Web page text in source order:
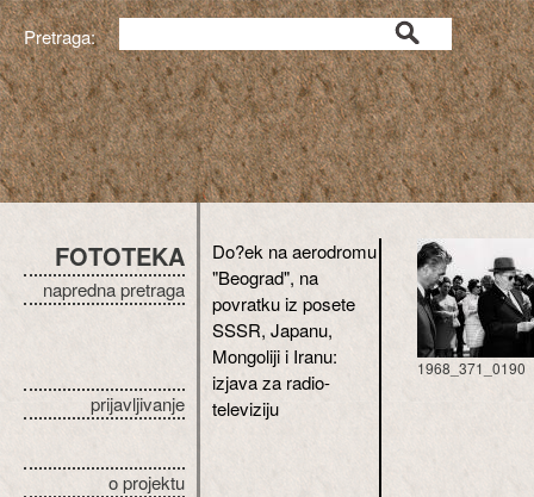
Pretraga:
FOTOTEKA
napredna pretraga
prijavljivanje
o projektu
Do?ek na aerodromu
"Beograd", na
povratku iz posete
SSSR, Japanu,
Mongoliji i Iranu:
izjava za radio-
televiziju
1968_371_0190